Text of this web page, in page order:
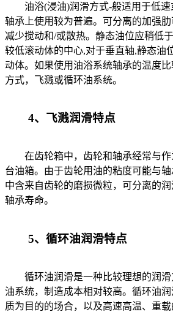
油浴(浸油)润滑方式-般适用于低速
轴承上使用较为普遍。可分离的加强
减少搅动和/或散热。静态油位应稍低
较低滚动体的中心,对于垂直轴,静态油
动体。如果使用油浴系统轴承的温度
方式，飞溅或循环油系统。
4、飞溅润滑特点
在齿轮箱中，齿轮和轴承经常与作
台油箱。由于齿轮用油的粘度可能与
中含来自齿轮的磨损微粒，可分离的
轴承寿命。
5、循环油润滑特点
循环油润滑是一种比较理想的润滑
油系统，制造成本相对较高。循环油
质为目的的场合，以及高速高温、重